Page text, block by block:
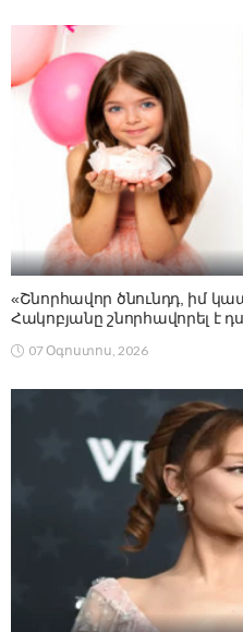
«Շնորհավոր ծնունդդ, իմ
Հակոբյանը շնորհավորել է
07 Օգոստոս, 2026